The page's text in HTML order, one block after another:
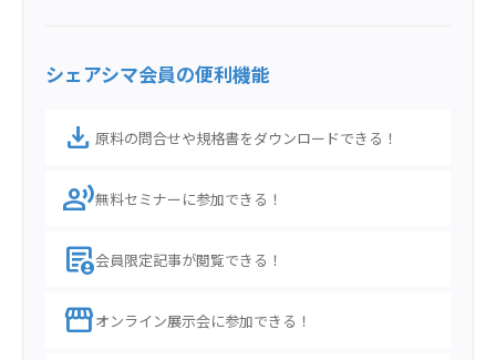
シェアシマ会員の便利機能
download 原料の問合せや規格書をダウンロードできる！
record_voice_over無料セミナーに参加できる！
demography会員限定記事が閲覧できる！
storefrontオンライン展示会に参加できる！